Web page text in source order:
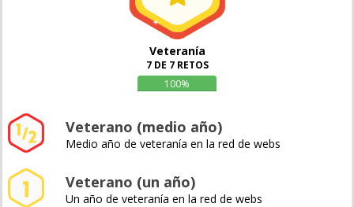
Veteranía
7 DE 7 RETOS
100%
Veterano (medio año)
Medio año de veteranía en la red de webs
Veterano (un año)
Un año de veteranía en la red de webs